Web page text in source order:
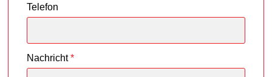
Telefon
Nachricht *